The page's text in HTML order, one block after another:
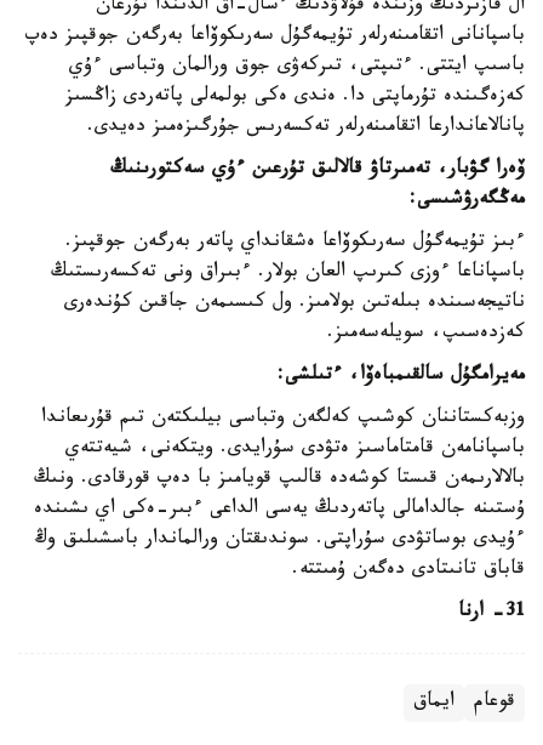
ال قازىردىڭ وزىندە قۇلاۋدىڭ ءسال-اق الدىندا تۇرعان
باسپانانى اتقامىنەرلەر تۇيمەگۇل سەرىكوۆاعا بەرگەن جوقپىز دەپ
باسىپ ايتتى. ءتىپتى، تىركەۋى جوق ورالمان وتباسى ءۇي
كەزەگىندە تۇرماپتى دا. ەندى ەكى بولمەلى پاتەردى زاڭسىز
پانالاعاندارعا اتقامىنەرلەر تەكسەرىس جۇرگىزەمىز دەيدى.
ۆەرا گۋبار، تەمىرتاۋ قالالىق تۇرعىن ءۇي سەكتورىنىڭ
مەڭگەرۋشىسى:
ءبىز تۇيمەگۇل سەرىكوۆاعا ەشقانداي پاتەر بەرگەن جوقپىز.
باسپاناعا ءوزى كىرىپ العان بولار. ءبىراق ونى تەكسەرىستىڭ
ناتيجەسىندە بىلەتىن بولامىز. ول كىسىمەن جاقىن كۇندەرى
كەزدەسىپ، سويلەسەمىز.
مەيرامگۇل سالقىمباەۆا، ءتىلشى:
وزبەكستاننان كوشىپ كەلگەن وتباسى بيلىكتەن تىم قۇرىعاندا
باسپانامەن قامتاماسىز ەتۋدى سۇرايدى. ويتكەنى، شيەتتەي
بالالارىمەن قىستا كوشەدە قالىپ قويامىز با دەپ قورقادى. ونىڭ
ۇستىنە جالدامالى پاتەردىڭ يەسى الداعى ءبىر-ەكى اي ىشىندە
ءۇيدى بوساتۋدى سۇراپتى. سوندىقتان ورالماندار باسشىلىق وڭ
قاباق تانىتادى دەگەن ۇمىتتە.
31- ارنا
قوعام ايماق